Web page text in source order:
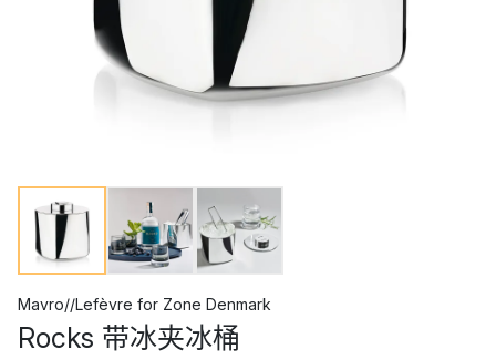
Mavro//Lefèvre for Zone Denmark
Rocks 带冰夹冰桶